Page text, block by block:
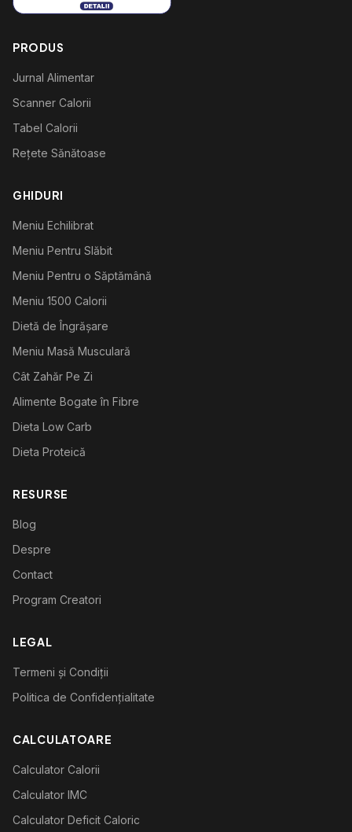
PRODUS
Jurnal Alimentar
Scanner Calorii
Tabel Calorii
Rețete Sănătoase
GHIDURI
Meniu Echilibrat
Meniu Pentru Slăbit
Meniu Pentru o Săptămână
Meniu 1500 Calorii
Dietă de Îngrășare
Meniu Masă Musculară
Cât Zahăr Pe Zi
Alimente Bogate în Fibre
Dieta Low Carb
Dieta Proteică
RESURSE
Blog
Despre
Contact
Program Creatori
LEGAL
Termeni și Condiții
Politica de Confidențialitate
CALCULATOARE
Calculator Calorii
Calculator IMC
Calculator Deficit Caloric